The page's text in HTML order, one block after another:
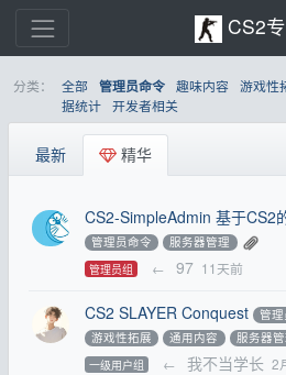
CS2
分类： 全部 管理员命令 趣味内容 游戏性
据统计 开发者相关
最新 精华
CS2-SimpleAdmin 基于CS2
管理员命令 服务器管理
管理员组 ← 97 11天前
CS2 SLAYER Conquest 管
游戏性拓展
通用内容 服务器
一级用户组 ← 我不当学长 2